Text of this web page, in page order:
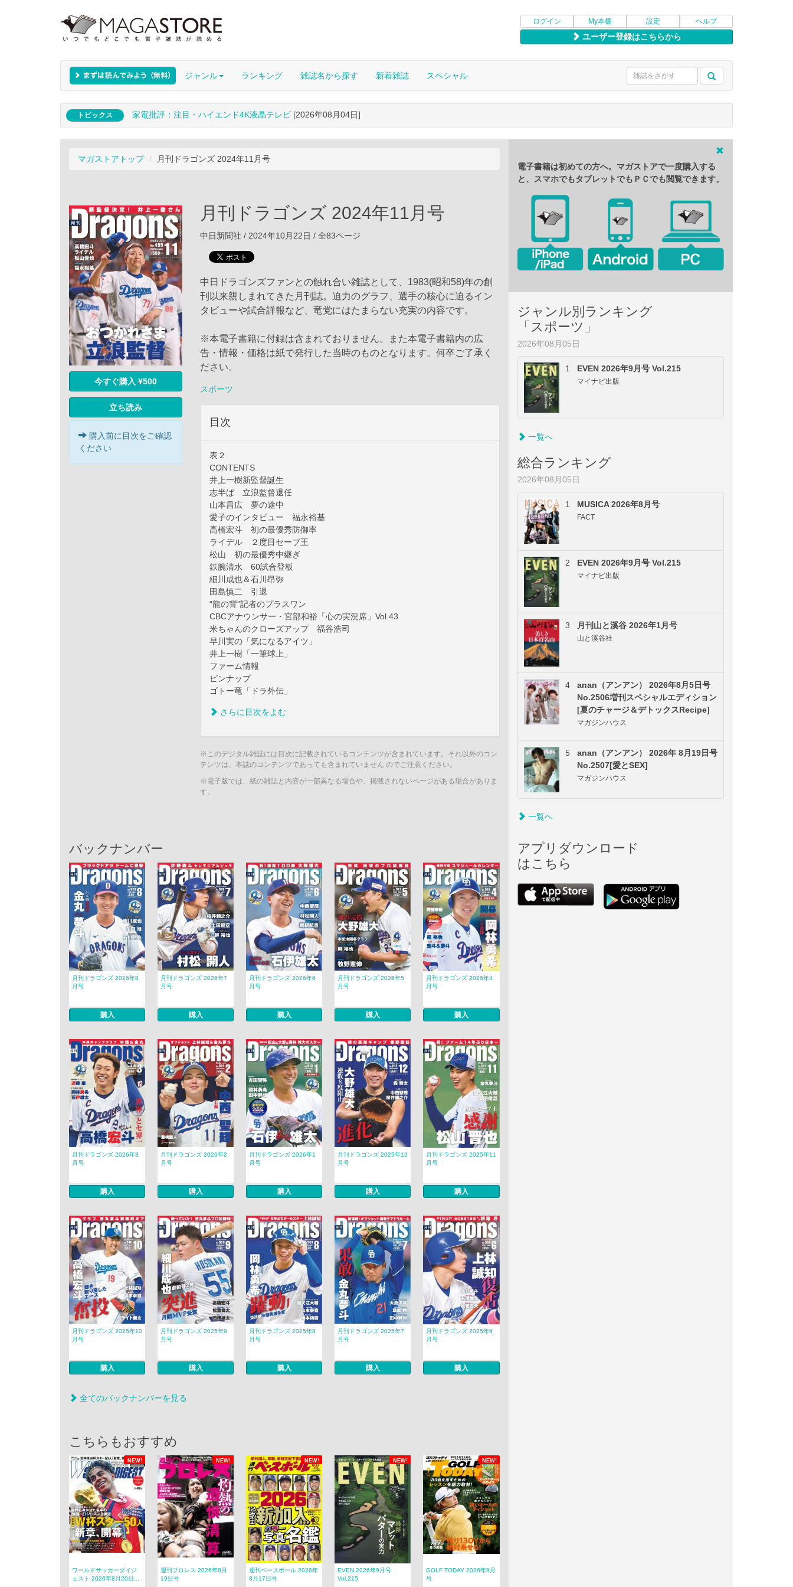
ログイン My本棚 設定 ヘルプ
ユーザー登録はこちらから
ジャンル ランキング 雑誌名から探す 新着雑誌 スペシャル
トピックス 家電批評：注目・ハイエンド4K液晶テレビ [2026年08月04日]
マガストアトップ 月刊ドラゴンズ 2024年11月号
今すぐ購入 ¥500
立ち読み
購入前に目次をご確認
ください
月刊ドラゴンズ 2024年11月号
中日新聞社 / 2024年10月22日 / 全83ページ
中日ドラゴンズファンとの触れ合い雑誌として、1983(昭和58)年の創
刊以来親しまれてきた月刊誌。迫力のグラフ、選手の核心に迫るイン
タビューや試合詳報など、竜党にはたまらない充実の内容です。
※本電子書籍に付録は含まれておりません。また本電子書籍内の広
告・情報・価格は紙で発行した当時のものとなります。何卒ご了承く
ださい。
スポーツ
目次
表２
CONTENTS
井上一樹新監督誕生
志半ば 立浪監督退任
山本昌広 夢の途中
愛子のインタビュー 福永裕基
高橋宏斗 初の最優秀防御率
ライデル ２度目セーブ王
松山 初の最優秀中継ぎ
鉄腕清水 60試合登板
細川成也＆石川昂弥
田島慎二 引退
“龍の背”記者のプラスワン
CBCアナウンサー・宮部和裕「心の実況席」Vol.43
米ちゃんのクローズアップ 福谷浩司
早川実の「気になるアイツ」
井上一樹「一筆球上」
ファーム情報
ピンナップ
ゴトー竜「ドラ外伝」
さらに目次をよむ
※このデジタル雑誌には目次に記載されているコンテンツが含まれています。それ以外のコン
テンツは、本誌のコンテンツであっても含まれていません のでご注意ください。
※電子版では、紙の雑誌と内容が一部異なる場合や、掲載されないページがある場合がありま
す。
バックナンバー
月刊ドラゴンズ 2026年8
月号
購入
月刊ドラゴンズ 2026年7
月号
購入
月刊ドラゴンズ 2026年6
月号
購入
月刊ドラゴンズ 2026年5
月号
購入
月刊ドラゴンズ 2026年4
月号
購入
月刊ドラゴンズ 2026年3
月号
購入
月刊ドラゴンズ 2026年2
月号
購入
月刊ドラゴンズ 2026年1
月号
購入
月刊ドラゴンズ 2025年12
月号
購入
月刊ドラゴンズ 2025年11
月号
購入
月刊ドラゴンズ 2025年10
月号
購入
月刊ドラゴンズ 2025年9
月号
購入
月刊ドラゴンズ 2025年8
月号
購入
月刊ドラゴンズ 2025年7
月号
購入
月刊ドラゴンズ 2025年6
月号
購入
全てのバックナンバーを見る
こちらもおすすめ
NEW! NEW! NEW! NEW! NEW!
ワールドサッカーダイジ
ェスト 2026年8月20日...
週刊プロレス 2026年8月
19日号
週刊ベースボール 2026年
8月17日号
EVEN 2026年9月号
Vol.215
GOLF TODAY 2026年9月
号
電子書籍は初めての方へ。マガストアで一度購入する
と、スマホでもタブレットでもＰＣでも閲覧できます。
ジャンル別ランキング
「スポーツ」
2026年08月05日
1 EVEN 2026年9月号 Vol.215
マイナビ出版
一覧へ
総合ランキング
2026年08月05日
1 MUSICA 2026年8月号
FACT
2 EVEN 2026年9月号 Vol.215
マイナビ出版
3 月刊山と溪谷 2026年1月号
山と溪谷社
4
anan（アンアン） 2026年8月5日号
No.2506増刊スペシャルエディション
[夏のチャージ＆デトックスRecipe]
マガジンハウス
5
anan（アンアン） 2026年 8月19日号
No.2507[愛とSEX]
マガジンハウス
一覧へ
アプリダウンロード
はこちら